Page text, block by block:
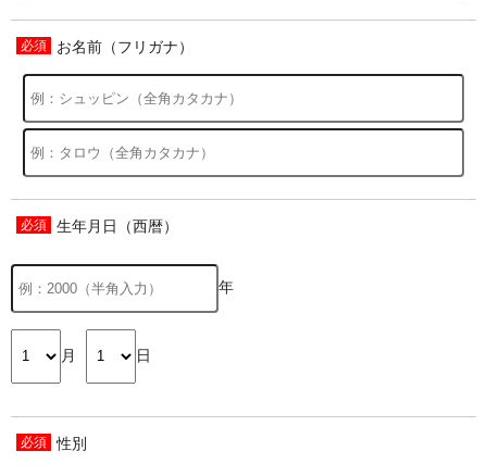
お名前（フリガナ）
生年月日（西暦）
年
月 日
性別